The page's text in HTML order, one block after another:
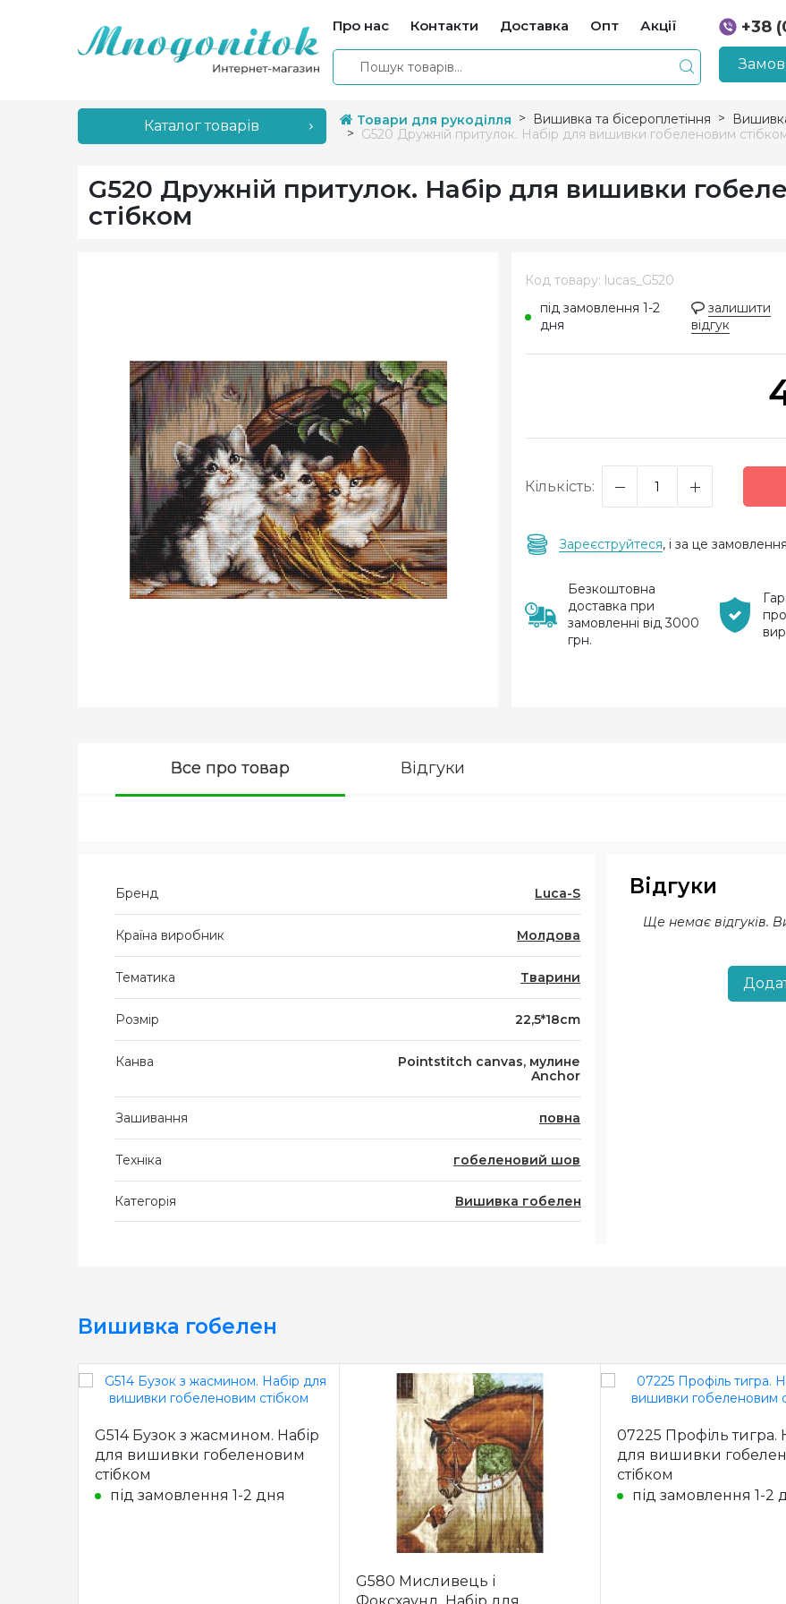
Про нас Контакти Доставка Опт Акції
+38
+38
Каталог товарів Товари для рукоділля Вишивка та бісероплетіння
G520 Дружній притулок. Набір для вишивки гобеленовим
G520 Дружній притулок. Набір для вишивки
стібком
Код товару: lucas_G520
під замовлення 1-2
дня
залишити
відгук
Кількість:
Зареєструйтеся, і за це
Безкоштовна
доставка при
замовленні від 3000
грн.
Все про товар Відгуки
Бренд Luca-S
Країна виробник Молдова
Тематика Тварини
Розмір 22,5*18cm
Канва
Pointstitch canvas, мулине
Anchor
Зашивання повна
Техніка гобеленовий шов
Категорія Вишивка гобелен
Відгуки
Ще немає відгуків.
Вишивка гобелен
G514 Бузок з жасмином. Набір
для вишивки гобеленовим
стібком
під замовлення 1-2 дня
G580 Мисливець і
07225 Профіль тигра.
для вишивки
стібком
під замовлення 1-2